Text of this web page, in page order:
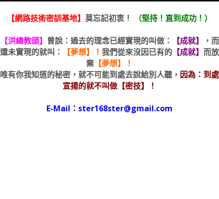
【網路技術密訓基地】 莫忘記初衷！ （堅持！直到成功！）
【洪總教頭】 曾說：過去的理念已經實現的叫做： 【成就】
，而
還未實現的就叫：
【夢想】！ 我們從來沒因已有的 【成就】 而放
棄 【夢想】！
唯有你我知道的秘密，就不可能到處去說給別人聽， 因為：到處
宣揚的就不叫做【密技】！
E-Mail：ster168ster@gmail.com